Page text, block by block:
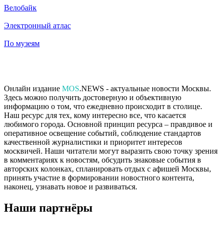
Велобайк
Электронный атлас
По музеям
Онлайн издание MOS.NEWS - актуальные новости Москвы.
Здесь можно получить достоверную и объективную
информацию о том, что ежедневно происходит в столице.
Наш ресурс для тех, кому интересно все, что касается
любимого города. Основной принцип ресурса – правдивое и
оперативное освещение событий, соблюдение стандартов
качественной журналистики и приоритет интересов
москвичей. Наши читатели могут выразить свою точку зрения
в комментариях к новостям, обсудить знаковые события в
авторских колонках, спланировать отдых с афишей Москвы,
принять участие в формировании новостного контента,
наконец, узнавать новое и развиваться.
Наши партнёры